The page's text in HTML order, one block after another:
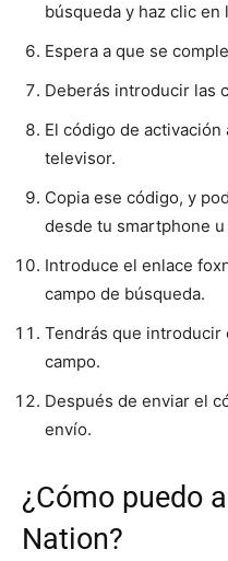
búsqueda y haz clic en
Espera a que se
Deberás introducir las
El código de
televisor.
Copia ese código, y
desde tu smartphone
Introduce el enlace
campo de búsqueda.
Tendrás que introducir
campo.
Después de enviar el
envío.
¿Cómo puedo
Nation?